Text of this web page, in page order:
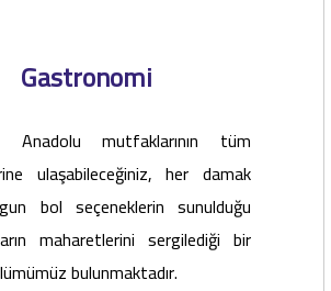
Gastronomi
Anadolu mutfaklarının tüm
ulaşabileceğiniz, her damak
bol seçeneklerin sunulduğu
maharetlerini sergilediği bir
bulunmaktadır.